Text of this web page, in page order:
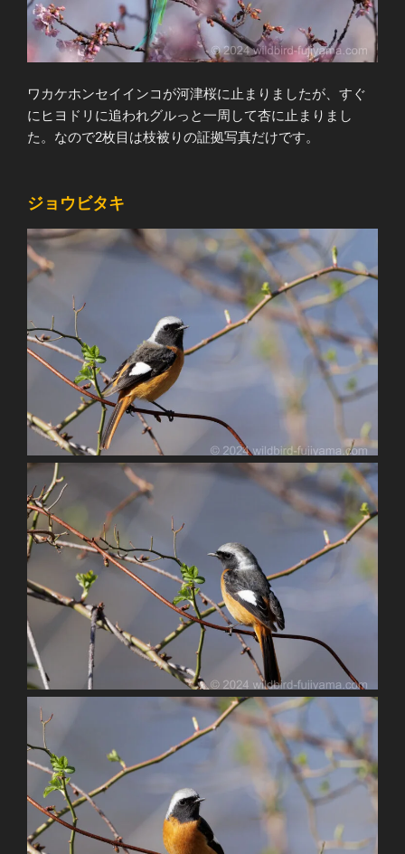
ワカケホンセイインコが河津桜に止まりましたが、すぐ
にヒヨドリに追われグルっと一周して杏に止まりまし
た。なので2枚目は枝被りの証拠写真だけです。
ジョウビタキ